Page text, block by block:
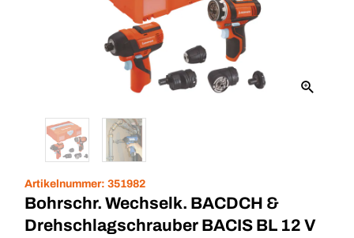
Artikelnummer: 351982
Bohrschr. Wechselk. BACDCH &
Drehschlagschrauber BACIS BL 12 V